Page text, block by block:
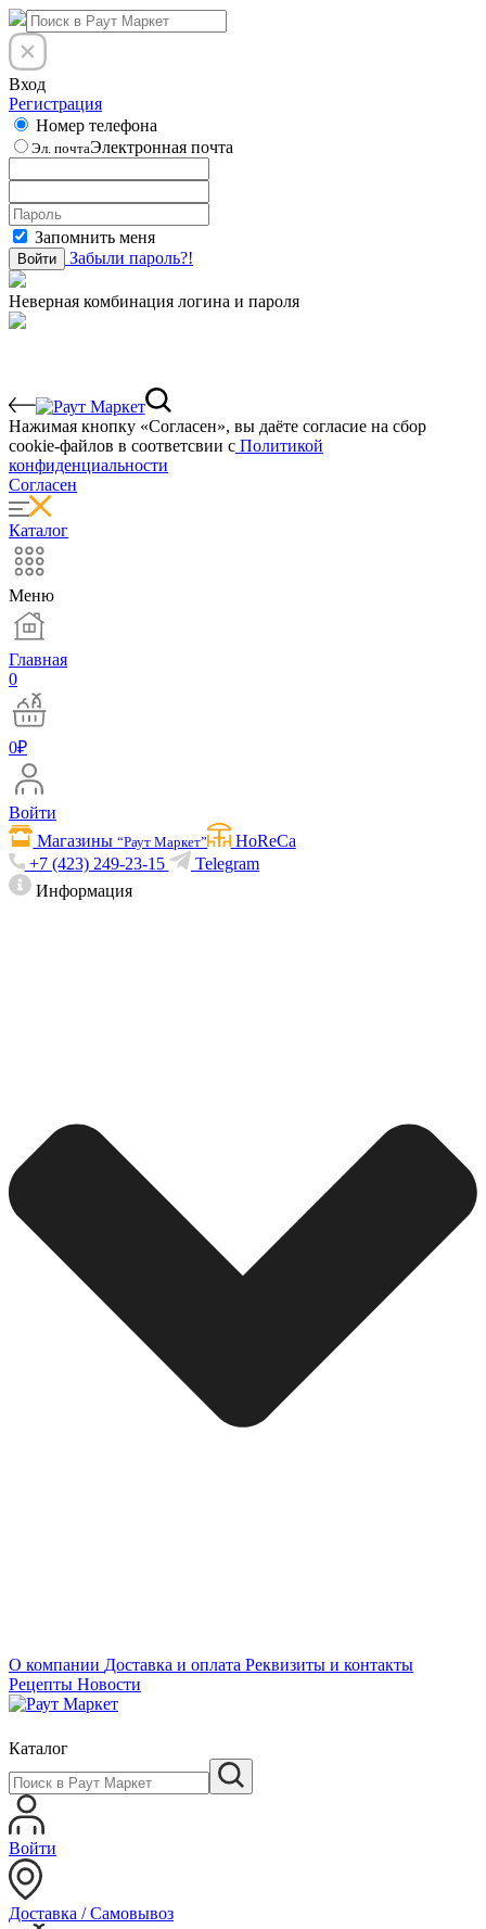
Вход
Регистрация
Номер телефона
Эл. почтаЭлектронная почта
Запомнить меня
Войти Забыли пароль?!
Неверная комбинация логина и пароля
Нажимая кнопку «Согласен», вы даёте cогласие на сбор
cookie-файлов в соответсвии с Политикой
конфиденциальности
Согласен
Каталог
Меню
Главная
0
0₽
Войти
Магазины“Раут Маркет”
HoReCa
+7 (423) 249-23-15
Telegram
Информация
О компании Доставка и оплата Реквизиты и контакты
Рецепты Новости
Каталог
Войти
Доставка / Самовывоз